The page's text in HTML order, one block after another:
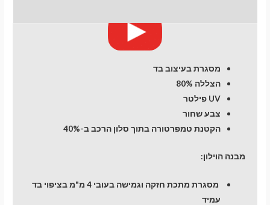
מסגרת בעיצוב בד
הצללה 80%
UV פילטר
צבע שחור
הקטנת טמפרטורה בתוך סלון הרכב ב-40%
מבנה הוילון:
מסגרת מתכת חזקה וגמישה בעובי 4 מ"מ בציפוי בד
עמיד